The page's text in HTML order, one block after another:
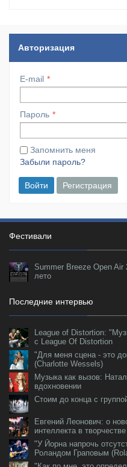
Авторизация
E-mail
Пароль
Запомнить меня
Забыли пароль?
Войти Регистрация
Фестивали
Summer Breeze Open
лето
Последние интервью
League of Distortion:
с League Of Distortion
"Для меня сцена - это
(Charlotte Wessels)
Музыка как вызов:
вдохновении
Стоим до конца с
Евгений Леонович: о
интеллекта в
"У Йорна напрочь
Роландом Граповым